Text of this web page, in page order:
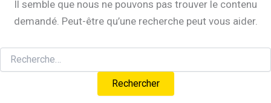
Il semble que nous ne pouvons pas trouver le contenu
demandé. Peut-être qu’une recherche peut vous aider.